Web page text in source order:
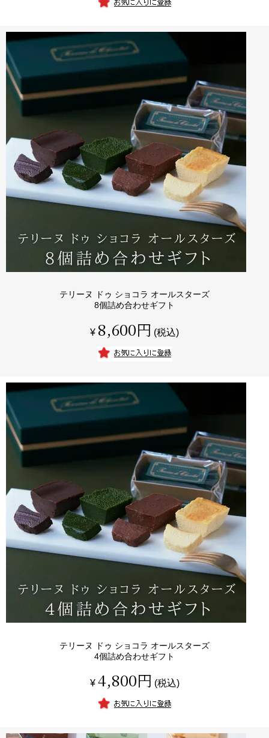
テリーヌ ドゥ ショコラ オールスターズ
8個詰め合わせギフト
¥ 8,600 税込
テリーヌ ドゥ ショコラ オールスターズ
4個詰め合わせギフト
¥ 4,800 税込